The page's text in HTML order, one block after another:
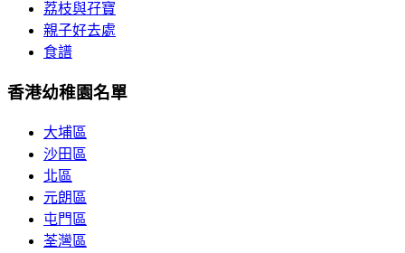
荔枝與孖寶
親子好去處
食譜
香港幼稚園名單
大埔區
沙田區
北區
元朗區
屯門區
荃灣區